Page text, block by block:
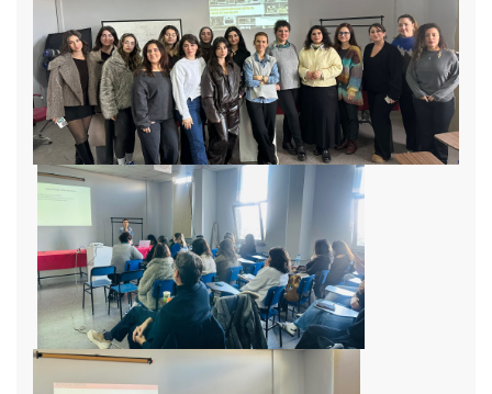
2024-2025 Bahar Dönemi Merkezi Yerleştirme Puanı ile